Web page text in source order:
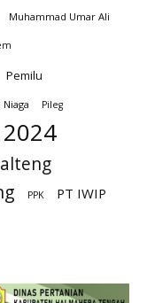
Muhammad Umar Ali
Pemilu
Pileg
PPK PT IWIP